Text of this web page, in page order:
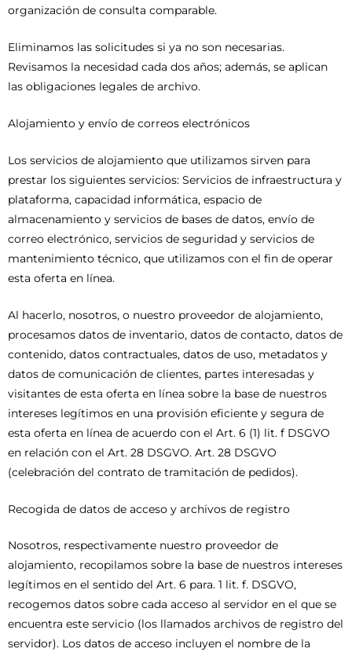
organización de consulta comparable.
Eliminamos las solicitudes si ya no son necesarias.
Revisamos la necesidad cada dos años; además, se aplican
las obligaciones legales de archivo.
Alojamiento y envío de correos electrónicos
Los servicios de alojamiento que utilizamos sirven para
prestar los siguientes servicios: Servicios de infraestructura y
plataforma, capacidad informática, espacio de
almacenamiento y servicios de bases de datos, envío de
correo electrónico, servicios de seguridad y servicios de
mantenimiento técnico, que utilizamos con el fin de operar
esta oferta en línea.
Al hacerlo, nosotros, o nuestro proveedor de alojamiento,
procesamos datos de inventario, datos de contacto, datos de
contenido, datos contractuales, datos de uso, metadatos y
datos de comunicación de clientes, partes interesadas y
visitantes de esta oferta en línea sobre la base de nuestros
intereses legítimos en una provisión eficiente y segura de
esta oferta en línea de acuerdo con el Art. 6 (1) lit. f DSGVO
en relación con el Art. 28 DSGVO. Art. 28 DSGVO
(celebración del contrato de tramitación de pedidos).
Recogida de datos de acceso y archivos de registro
Nosotros, respectivamente nuestro proveedor de
alojamiento, recopilamos sobre la base de nuestros intereses
legítimos en el sentido del Art. 6 para. 1 lit. f. DSGVO,
recogemos datos sobre cada acceso al servidor en el que se
encuentra este servicio (los llamados archivos de registro del
servidor). Los datos de acceso incluyen el nombre de la